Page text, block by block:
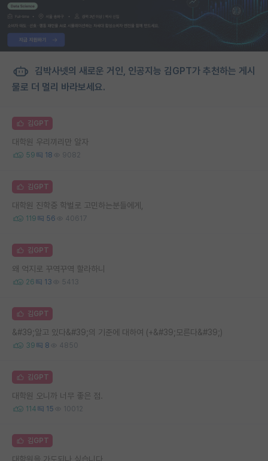
김박사넷의 새로운 거인, 인공지능 김GPT가 추천하는 게시
물로 더 멀리 바라보세요.
김GPT
대학원 우리끼리만 알자
59 18 9082
김GPT
대학원 진학중 학벌로 고민하는분들에게,
119 56 40617
김GPT
왜 억지로 꾸역꾸역 할라하니
26 13 5413
김GPT
&#39;알고 있다&#39;의 기준에 대하여 (+&#39;모른다&#39;)
39 8 4850
김GPT
대학원 오니까 너무 좋은 점.
114 15 10012
김GPT
대학원을 가도되나 싶습니다